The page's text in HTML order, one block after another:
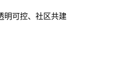
明可控、社区共建